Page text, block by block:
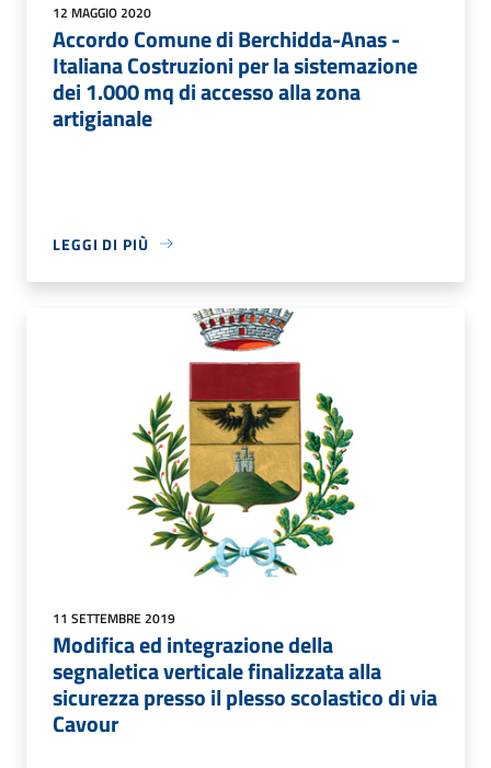
12 MAGGIO 2020
Accordo Comune di Berchidda-Anas -
Italiana Costruzioni per la sistemazione
dei 1.000 mq di accesso alla zona
artigianale
LEGGI DI PIÙ
11 SETTEMBRE 2019
Modifica ed integrazione della
segnaletica verticale finalizzata alla
sicurezza presso il plesso scolastico di via
Cavour